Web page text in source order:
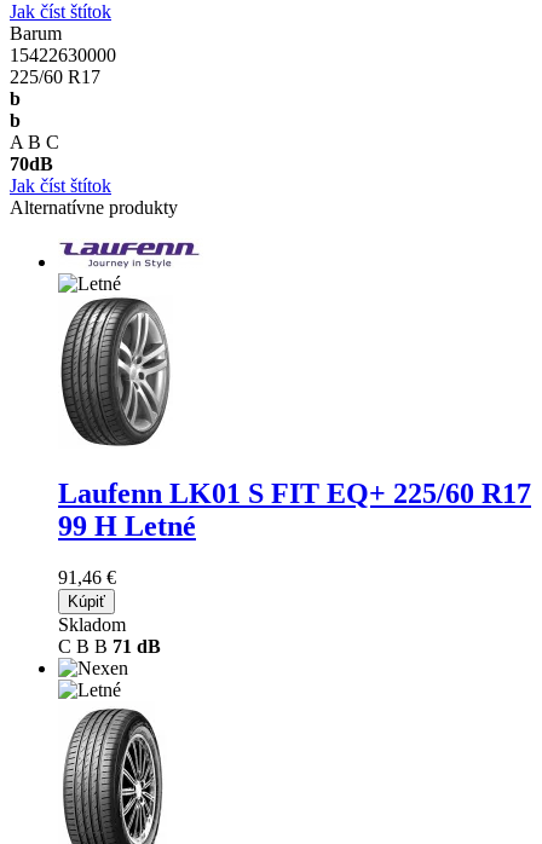
Jak číst štítok
Barum
15422630000
225/60 R17
b
b
A B C
70dB
Jak číst štítok
Alternatívne produkty
Laufenn LK01 S FIT EQ+ 225/60 R17
99 H Letné
91,46 €
Kúpiť
Skladom
C B B 71 dB